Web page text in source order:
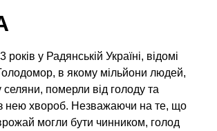
років у Радянській Україні, відомі
в якому мільйони людей,
померли від голоду та
нею хвороб. Незважаючи на те, що
могли бути чинником, голод